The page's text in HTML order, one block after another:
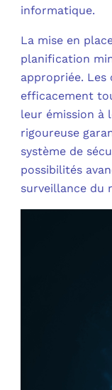
informatique.
La mise en
planification
appropriée.
efficacement
leur émission à
rigoureuse
système de
possibilités
surveillance du